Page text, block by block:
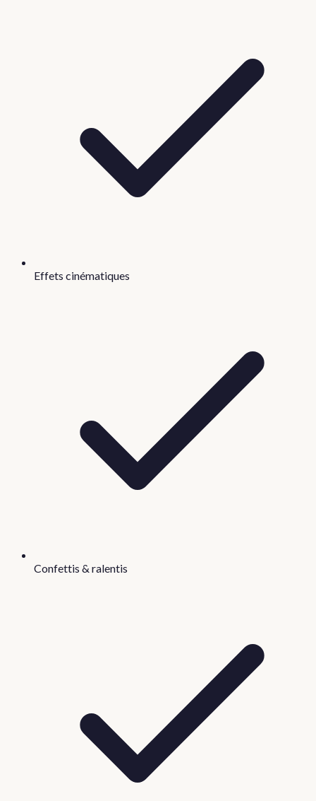
Effets cinématiques
Confettis & ralentis